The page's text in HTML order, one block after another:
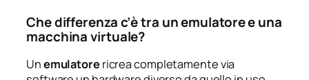
Che differenza c’è tra un emulatore e una
macchina virtuale?
Unemulatorericrea completamente via